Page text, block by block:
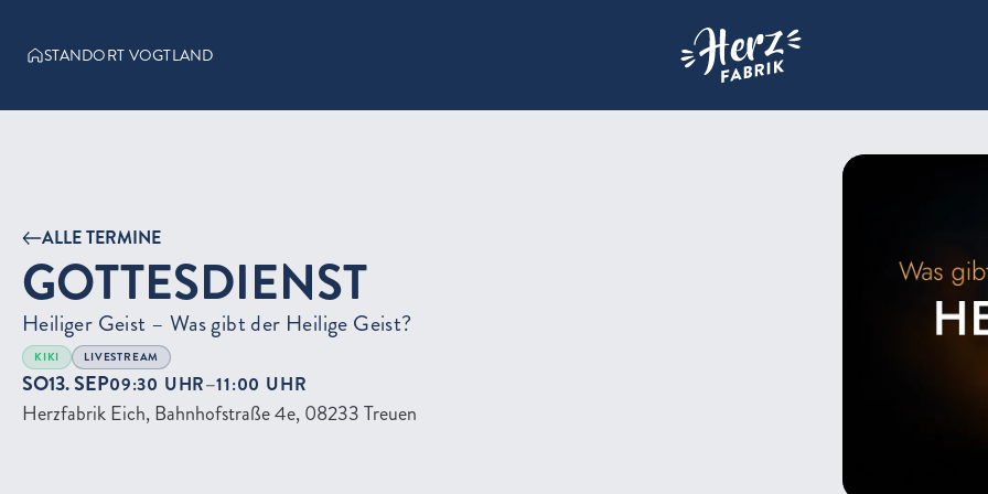
STANDORT VOGTLAND Zur Startseite der Herzfabrik
ALLE TERMINE
GOTTESDIENST
Heiliger Geist – Was gibt der Heilige Geist?
KIKI LIVESTREAM
SO13. SEP09:30 UHR–11:00 UHR
Herzfabrik Eich, Bahnhofstraße 4e, 08233 Treuen